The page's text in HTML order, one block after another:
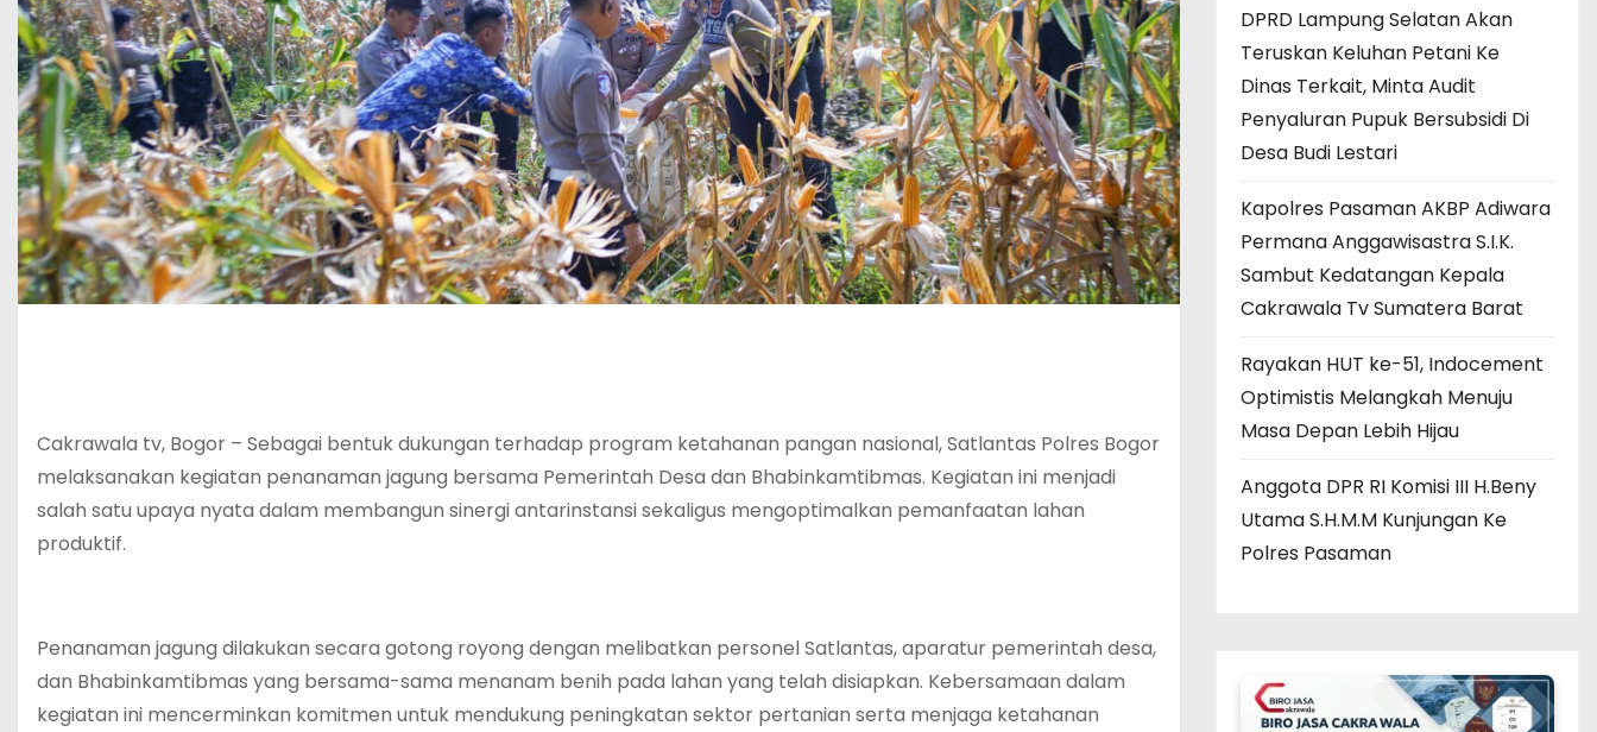
Cakrawala tv, Bogor – Sebagai bentuk dukungan terhadap program ketahanan pangan nasional, Satlantas Polres Bogor
melaksanakan kegiatan penanaman jagung bersama Pemerintah Desa dan Bhabinkamtibmas. Kegiatan ini menjadi
salah satu upaya nyata dalam membangun sinergi antarinstansi sekaligus mengoptimalkan pemanfaatan lahan
produktif.
Penanaman jagung dilakukan secara gotong royong dengan melibatkan personel Satlantas, aparatur pemerintah desa,
dan Bhabinkamtibmas yang bersama-sama menanam benih pada lahan yang telah disiapkan. Kebersamaan dalam
kegiatan ini mencerminkan komitmen untuk mendukung peningkatan sektor pertanian serta menjaga ketahanan
DPRD Lampung Selatan Akan
Teruskan Keluhan Petani Ke
Dinas Terkait, Minta Audit
Penyaluran Pupuk Bersubsidi Di
Desa Budi Lestari
Kapolres Pasaman AKBP Adiwara
Permana Anggawisastra S.I.K.
Sambut Kedatangan Kepala
Cakrawala Tv Sumatera Barat
Rayakan HUT ke-51, Indocement
Optimistis Melangkah Menuju
Masa Depan Lebih Hijau
Anggota DPR RI Komisi III H.Beny
Utama S.H.M.M Kunjungan Ke
Polres Pasaman